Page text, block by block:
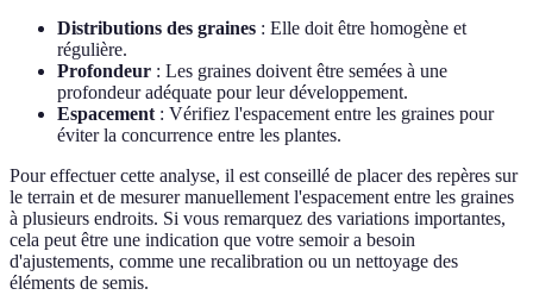
Distributions des graines : Elle doit être homogène et
régulière.
Profondeur : Les graines doivent être semées à une
profondeur adéquate pour leur développement.
Espacement: Vérifiez l'espacement entre les graines pour
éviter la concurrence entre les plantes.
Pour effectuer cette analyse, il est conseillé de placer des repères sur
le terrain et de mesurer manuellement l'espacement entre les graines
à plusieurs endroits. Si vous remarquez des variations importantes,
cela peut être une indication que votre semoir a besoin
d'ajustements, comme une recalibration ou un nettoyage des
éléments de semis.